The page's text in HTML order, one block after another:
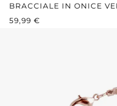
BRACCIALE IN ONICE
PREZZO
59,99 €